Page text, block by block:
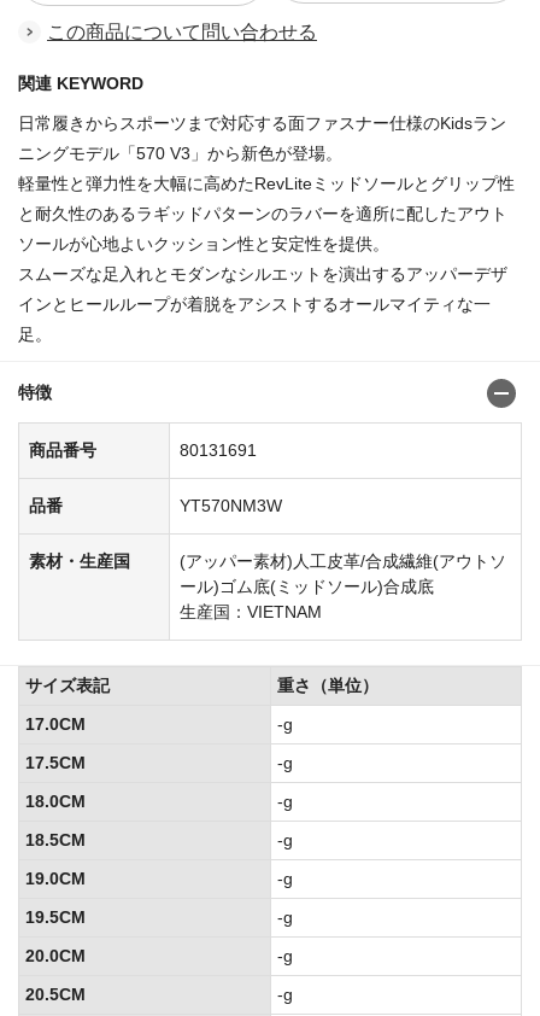
この商品について問い合わせる
関連 KEYWORD
日常履きからスポーツまで対応する面ファスナー仕様のKidsラン
ニングモデル「570 V3」から新色が登場。
軽量性と弾力性を大幅に高めたRevLiteミッドソールとグリップ性
と耐久性のあるラギッドパターンのラバーを適所に配したアウト
ソールが心地よいクッション性と安定性を提供。
スムーズな足入れとモダンなシルエットを演出するアッパーデザ
インとヒールループが着脱をアシストするオールマイティな一
足。
特徴
商品番号 80131691
品番 YT570NM3W
素材・生産国
(アッパー素材)人工皮革/合成繊維(アウトソ
ール)ゴム底(ミッドソール)合成底
生産国：VIETNAM
サイズ表記
重さ（単位）
17.0CM
-g
17.5CM
-g
18.0CM
-g
18.5CM
-g
19.0CM
-g
19.5CM
-g
20.0CM
-g
20.5CM
-g